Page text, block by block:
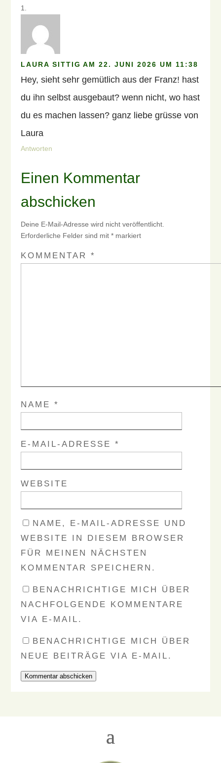
LAURA SITTIG AM 22. JUNI 2026 UM 11:38
Hey, sieht sehr gemütlich aus der Franz! hast
du ihn selbst ausgebaut? wenn nicht, wo hast
du es machen lassen? ganz liebe grüsse von
Laura
Antworten
Einen Kommentar
abschicken
Deine E-Mail-Adresse wird nicht veröffentlicht.
Erforderliche Felder sind mit* markiert
KOMMENTAR*
NAME*
E-MAIL-ADRESSE*
WEBSITE
NAME, E-MAIL-ADRESSE UND
WEBSITE IN DIESEM BROWSER
FÜR MEINEN NÄCHSTEN
KOMMENTAR SPEICHERN.
BENACHRICHTIGE MICH ÜBER
NACHFOLGENDE KOMMENTARE
VIA E-MAIL.
BENACHRICHTIGE MICH ÜBER
NEUE BEITRÄGE VIA E-MAIL.
Kommentar abschicken